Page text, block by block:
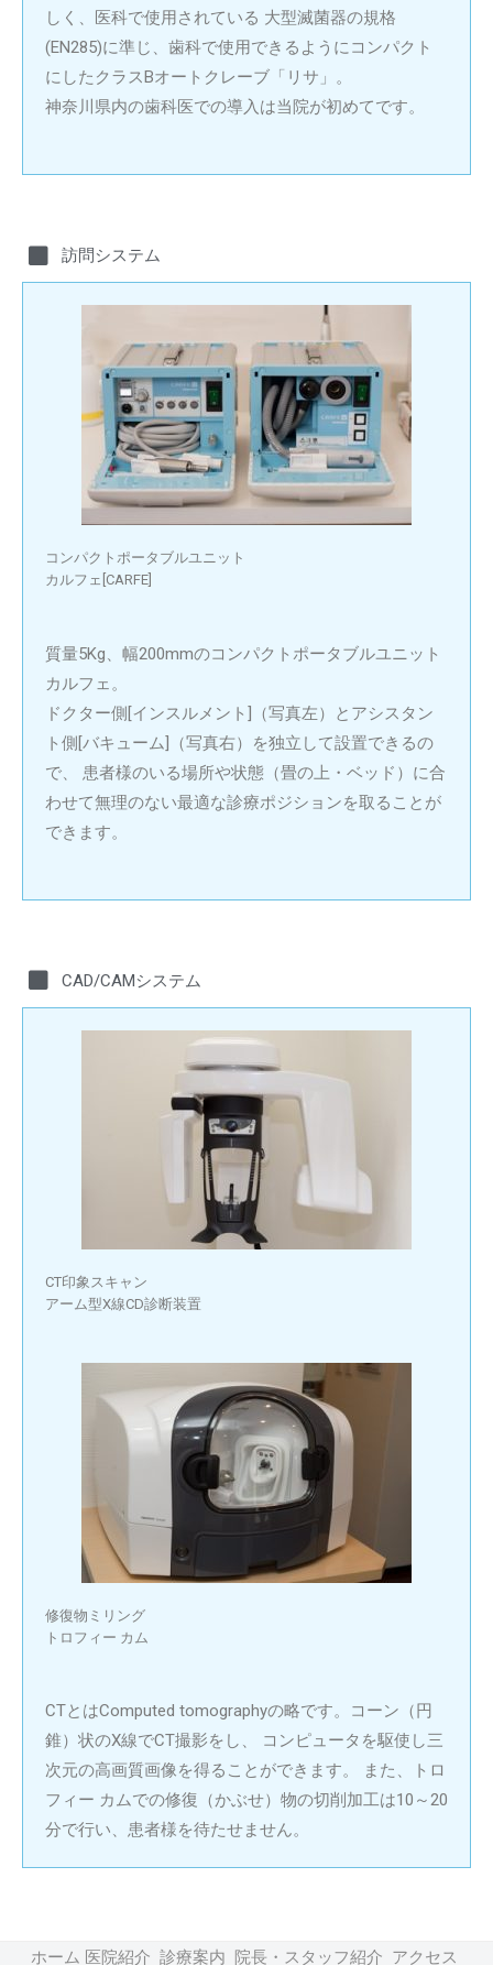
しく、医科で使用されている 大型滅菌器の規格
(EN285)に準じ、歯科で使用できるようにコンパクト
にしたクラスBオートクレーブ「リサ」。
神奈川県内の歯科医での導入は当院が初めてです。
訪問システム
コンパクトポータブルユニット
カルフェ[CARFE]
質量5Kg、幅200mmのコンパクトポータブルユニット
カルフェ。
ドクター側[インスルメント]（写真左）とアシスタン
ト側[バキューム]（写真右）を独立して設置できるの
で、 患者様のいる場所や状態（畳の上・ベッド）に合
わせて無理のない最適な診療ポジションを取ることが
できます。
CAD/CAMシステム
CT印象スキャン
アーム型X線CD診断装置
修復物ミリング
トロフィー カム
CTとはComputed tomographyの略です。コーン（円
錐）状のX線でCT撮影をし、 コンピュータを駆使し三
次元の高画質画像を得ることができます。 また、トロ
フィー カムでの修復（かぶせ）物の切削加工は10～20
分で行い、患者様を待たせません。
ホーム 医院紹介 診療案内 院長・スタッフ紹介 アクセス